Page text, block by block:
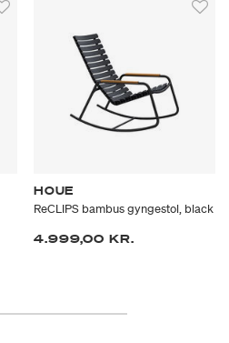
HOUE
ReCLIPS bambus gyngestol, black
4.999,00 KR.